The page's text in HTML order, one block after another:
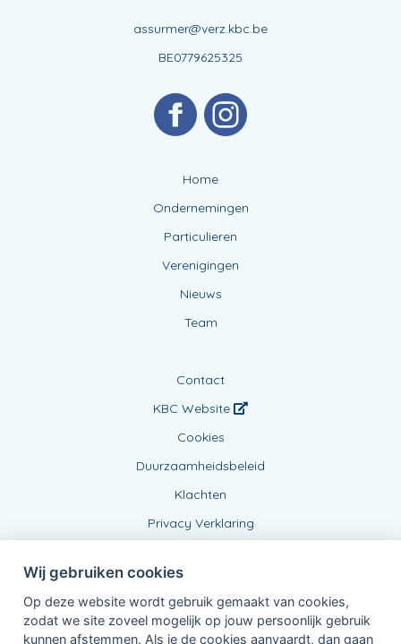
assurmer@verz.kbc.be
BE0779625325
Home
Ondernemingen
Particulieren
Verenigingen
Nieuws
Team
Contact
KBC Website
Cookies
Duurzaamheidsbeleid
Klachten
Privacy Verklaring
Wij gebruiken cookies
Op deze website wordt gebruik gemaakt van cookies,
zodat we site zoveel mogelijk op jouw persoonlijk gebruik
kunnen afstemmen. Als je de cookies aanvaardt, dan gaan